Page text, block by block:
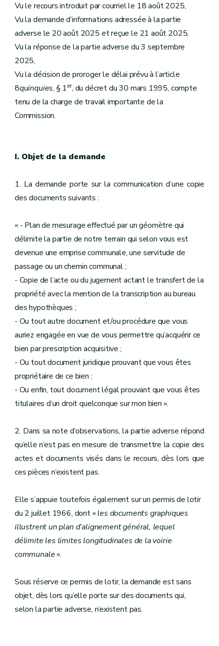
Vu le recours introduit par courriel le 18 août 2025,
Vu la demande d’informations adressée à la partie
adverse le 20 août 2025 et reçue le 21 août 2025,
Vu la réponse de la partie adverse du 3 septembre
2025,
Vu la décision de proroger le délai prévu à l’article
8quinquies, § 1er, du décret du 30 mars 1995, compte
tenu de la charge de travail importante de la
Commission.
I. Objet de la demande
1. La demande porte sur la communication d’une copie
des documents suivants :
« - Plan de mesurage effectué par un géomètre qui
délimite la partie de notre terrain qui selon vous est
devenue une emprise communale, une servitude de
passage ou un chemin communal ;
- Copie de l’acte ou du jugement actant le transfert de la
propriété avec la mention de la transcription au bureau
des hypothèques ;
- Ou tout autre document et/ou procédure que vous
auriez engagée en vue de vous permettre qu’acquérir ce
bien par prescription acquisitive ;
- Ou tout document juridique prouvant que vous êtes
propriétaire de ce bien ;
- Ou enfin, tout document légal prouvant que vous êtes
titulaires d’un droit quelconque sur mon bien ».
2. Dans sa note d’observations, la partie adverse répond
qu’elle n’est pas en mesure de transmettre la copie des
actes et documents visés dans le recours, dès lors que
ces pièces n’existent pas.
Elle s’appuie toutefois également sur un permis de lotir
du 2 juillet 1966, dont «les documents graphiques
illustrent un plan d’alignement général, lequel
délimite les limites longitudinales de la voirie
communale».
Sous réserve ce permis de lotir, la demande est sans
objet, dès lors qu’elle porte sur des documents qui,
selon la partie adverse, n’existent pas.